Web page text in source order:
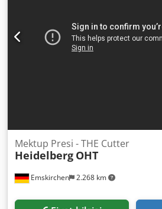
Emskirchen / Nürnberg - Test
Emskirchen 2.268 km
Mektup Presi - THE Cutter
Heidelberg OHT